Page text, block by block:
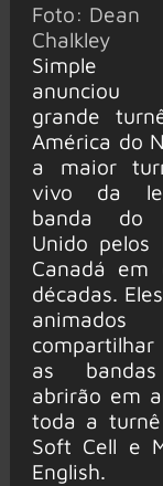
Foto: Dean
Chalkley
Simple
anunciou
grande
América do
a maior
vivo da
banda do
Unido pelos
Canadá em
décadas.
as
abrirão em
toda a
Soft Cell e
English.